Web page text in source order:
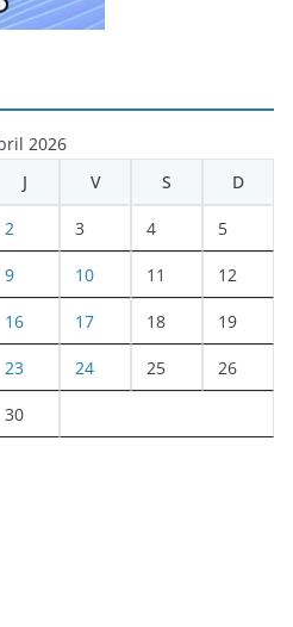
2026
J V S D
2 3 4 5
9 10 11 12
16 17 18 19
23 24 25 26
30